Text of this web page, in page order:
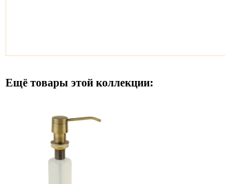
Ещё товары этой коллекции: